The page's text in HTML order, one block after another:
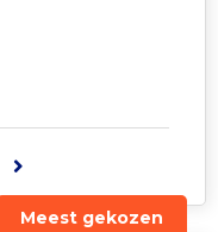
Meest gekozen